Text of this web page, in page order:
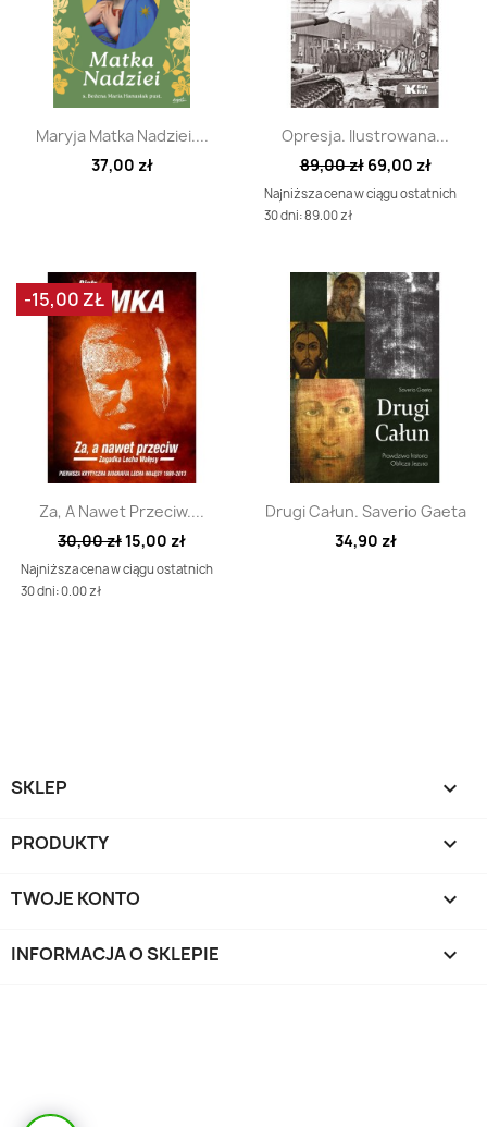
Szybki podgląd
Maryja Matka Nadziei....
37,00 zł
Szybki podgląd
Opresja. Ilustrowana...
89,00 zł 69,00 zł
Najniższa cena w ciągu ostatnich
30 dni: 89.00 zł
Szybki podgląd
Za, A Nawet Przeciw....
30,00 zł15,00 zł
Najniższa cena w ciągu ostatnich
30 dni: 0.00 zł
-15,00 ZŁ
Szybki podgląd
Drugi Całun. Saverio Gaeta
34,90 zł
SKLEP 
PRODUKTY 
TWOJE KONTO 
INFORMACJA O SKLEPIE keyboard_arrow_down